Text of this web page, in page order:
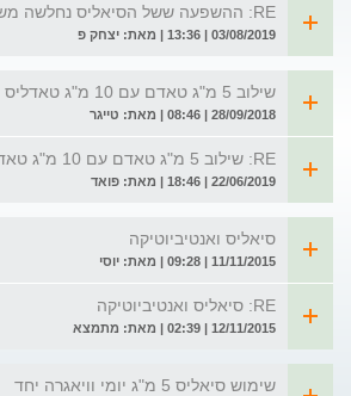
RE: ההשפעה ששל הסיאליס נחלשה משמעותי.
03/08/2019 | 13:36 | מאת: יצחק פ
שילוב 5 מ"ג טאדם עם 10 מ"ג טאדליס
28/09/2018 | 08:46 | מאת: טייגר
RE: שילוב 5 מ"ג טאדם עם 10 מ"ג טאדליס
22/06/2019 | 18:46 | מאת: פואד
סיאליס ואנטיביוטיקה
11/11/2015 | 09:28 | מאת: יוסי
RE: סיאליס ואנטיביוטיקה
12/11/2015 | 02:39 | מאת: מתמצא
שימוש סיאליס 5 מ"ג יומי וויאגרה יחד